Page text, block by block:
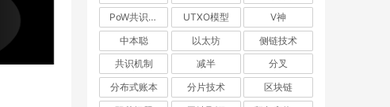
PoW共识机制
UTXO模型
V神
中本聪
以太坊
侧链技术
共识机制
减半
分叉
分布式账本
分片技术
区块链